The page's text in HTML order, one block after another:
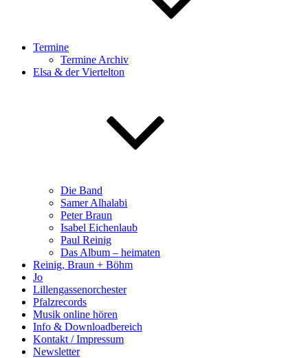
Termine
Termine Archiv
Elsa & der Viertelton
Die Band
Samer Alhalabi
Peter Braun
Isabel Eichenlaub
Paul Reinig
Das Album – heimaten
Reinig, Braun + Böhm
Jo
Lillengassenorchester
Pfalzrecords
Musik online hören
Info & Downloadbereich
Kontakt / Impressum
Newsletter